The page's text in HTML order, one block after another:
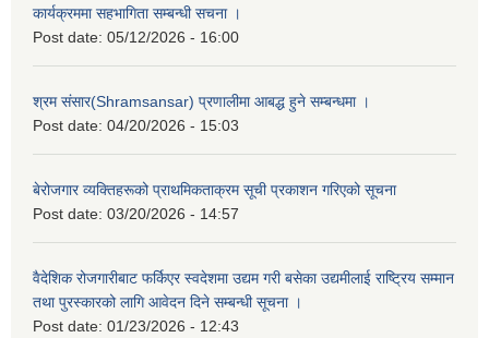
कार्यक्रममा सहभागिता सम्बन्धी सचना ।
Post date: 05/12/2026 - 16:00
श्रम संसार(Shramsansar) प्रणालीमा आबद्ध हुने सम्बन्धमा ।
Post date: 04/20/2026 - 15:03
बेरोजगार व्यक्तिहरूको प्राथमिकताक्रम सूची प्रकाशन गरिएको सूचना
Post date: 03/20/2026 - 14:57
वैदेशिक रोजगारीबाट फर्किएर स्वदेशमा उद्यम गरी बसेका उद्यमीलाई राष्ट्रिय सम्मान
तथा पुरस्कारको लागि आवेदन दिने सम्बन्धी सूचना ।
Post date: 01/23/2026 - 12:43